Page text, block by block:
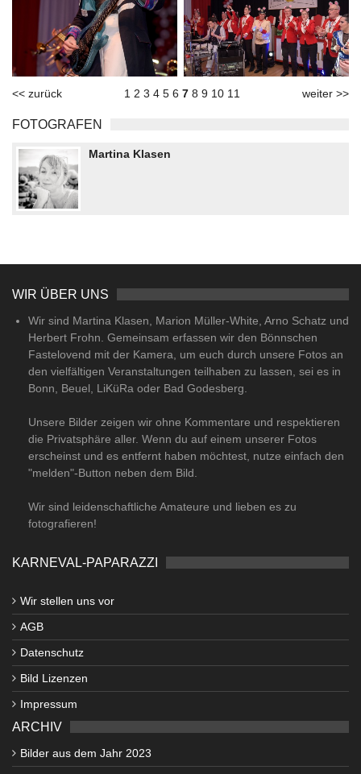
<< zurück 1 2 3 4 5 6 7 8 9 10 11 weiter >>
FOTOGRAFEN
Martina Klasen
WIR ÜBER UNS
Wir sind Martina Klasen, Marion Müller-White, Arno Schatz und
Herbert Frohn. Gemeinsam erfassen wir den Bönnschen
Fastelovend mit der Kamera, um euch durch unsere Fotos an
den vielfältigen Veranstaltungen teilhaben zu lassen, sei es in
Bonn, Beuel, LiKüRa oder Bad Godesberg.
Unsere Bilder zeigen wir ohne Kommentare und respektieren
die Privatsphäre aller. Wenn du auf einem unserer Fotos
erscheinst und es entfernt haben möchtest, nutze einfach den
"melden"-Button neben dem Bild.
Wir sind leidenschaftliche Amateure und lieben es zu
fotografieren!
KARNEVAL-PAPARAZZI
Wir stellen uns vor
AGB
Datenschutz
Bild Lizenzen
Impressum
ARCHIV
Bilder aus dem Jahr 2023